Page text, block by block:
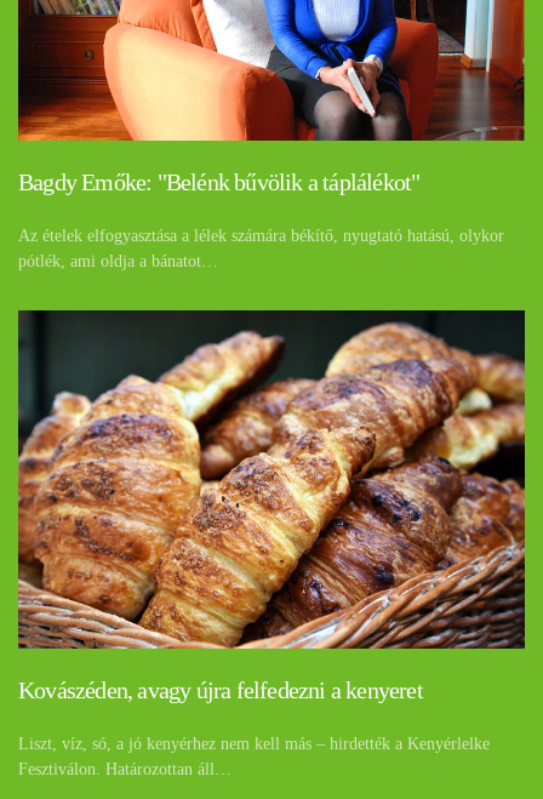
Bagdy Emőke: "Belénk bűvölik a táplálékot"
Az ételek elfogyasztása a lélek számára békítő, nyugtató hatású, olykor
pótlék, ami oldja a bánatot…
Kovászéden, avagy újra felfedezni a kenyeret
Liszt, víz, só, a jó kenyérhez nem kell más – hirdették a Kenyérlelke
Fesztiválon. Határozottan áll…